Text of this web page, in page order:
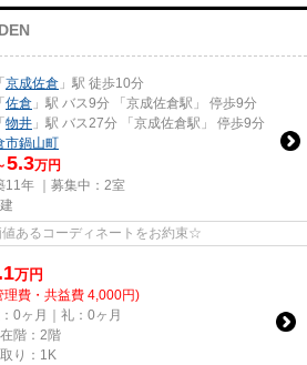
「京成佐倉 」駅 徒歩10分
「佐倉 」駅 バス9分 「京成佐倉駅」 停歩9分
「物井 」駅 バス27分 「京成佐倉駅」 停歩9分
市鍋山町
5.3万円
年 ｜募集中： 2室
あるコーディネートをお約束☆
万円
理費・共益費 4,000円)
0ヶ月｜礼：0ヶ月
階：2階
り：1K